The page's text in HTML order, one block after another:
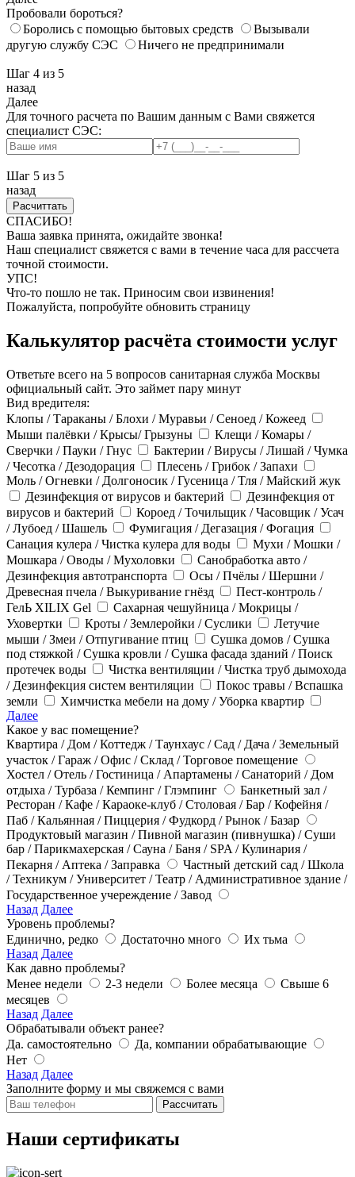
Пробовали бороться?
Боролись с помощью бытовых средств
Вызывали
другую службу СЭС
Ничего не предпринимали
Шаг 4 из 5
назад
Далее
Для точного расчета по Вашим данным с Вами свяжется
специалист СЭС:
Шаг 5 из 5
назад
СПАСИБО!
Ваша заявка принята, ожидайте звонка!
Наш специалист свяжется с вами в течение часа для рассчета
точной стоимости.
УПС!
Что-то пошло не так. Приносим свои извинения!
Пожалуйста, попробуйте обновить страницу
Калькулятор расчёта стоимости услуг
Ответьте всего на 5 вопросов санитарная служба Москвы
официальный сайт. Это займет пару минут
Вид вредителя:
Клопы / Тараканы / Блохи / Муравьи / Сеноед / Кожеед
Мыши палёвки / Крысы/ Грызуны
Клещи / Комары /
Сверчки / Пауки / Гнус
Бактерии / Вирусы / Лишай / Чумка
/ Чесотка / Дезодорация
Плесень / Грибок / Запахи
Моль / Огневки / Долгоносик / Гусеница / Тля / Майский жук
Дезинфекция от вирусов и бактерий
Дезинфекция от
вирусов и бактерий
Короед / Точильщик / Часовщик / Усач
/ Лубоед / Шашель
Фумигация / Дегазация / Фогация
Санация кулера / Чистка кулера для воды
Мухи / Мошки /
Мошкара / Оводы / Мухоловки
Санобработка авто /
Дезинфекция автотранспорта
Осы / Пчёлы / Шершни /
Древесная пчела / Выкуривание гнёзд
Пест-контроль /
ГелЬ XILIX Gel
Сахарная чешуйница / Мокрицы /
Уховертки
Кроты / Землеройки / Суслики
Летучие
мыши / Змеи / Отпугивание птиц
Сушка домов / Сушка
под стяжкой / Сушка кровли / Сушка фасада зданий / Поиск
протечек воды
Чистка вентиляции / Чистка труб дымохода
/ Дезинфекция систем вентиляции
Покос травы / Вспашка
земли
Химчистка мебели на дому / Уборка квартир
Далее
Какое у вас помещение?
Квартира / Дом / Коттедж / Таунхаус / Сад / Дача / Земельный
участок / Гараж / Офис / Склад / Торговое помещение
Хостел / Отель / Гостиница / Апартамены / Санаторий / Дом
отдыха / Турбаза / Кемпинг / Глэмпинг
Банкетный зал /
Ресторан / Кафе / Караоке-клуб / Столовая / Бар / Кофейня /
Паб / Кальянная / Пиццерия / Фудкорд / Рынок / Базар
Продуктовый магазин / Пивной магазин (пивнушка) / Суши
бар / Парикмахерская / Сауна / Баня / SPA / Кулинария /
Пекарня / Аптека / Заправка
Частный детский сад / Школа
/ Техникум / Университет / Театр / Административное здание /
Государственное учереждение / Завод
Назад Далее
Уровень проблемы?
Единично, редко
Достаточно много
Их тьма
Назад Далее
Как давно проблемы?
Менее недели
2-3 недели Более месяца
Свыше 6
месяцев
Назад Далее
Обрабатывали объект ранее?
Да. самостоятельно
Да, компании обрабатывающие
Нет
Назад Далее
Заполните форму и мы свяжемся с вами
Рассчитать
Наши сертификаты